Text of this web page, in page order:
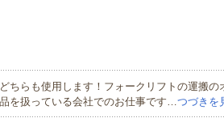
ちらも使用します！フォークリフトの運搬
を扱っている会社でのお仕事です…つづきを